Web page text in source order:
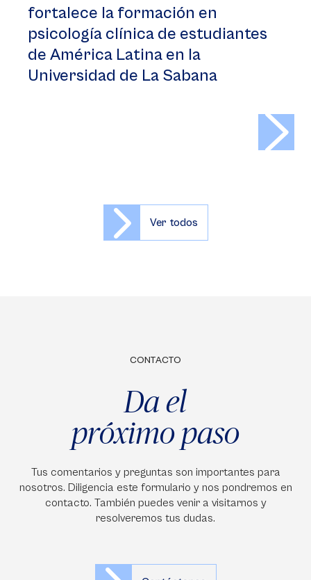
fortalece la formación en
psicología clínica de estudiantes
de América Latina en la
Universidad de La Sabana
Ver todos
CONTACTO
Da el
próximo paso
Tus comentarios y preguntas son importantes para
nosotros. Diligencia este formulario y nos pondremos en
contacto. También puedes venir a visitarnos y
resolveremos tus dudas.